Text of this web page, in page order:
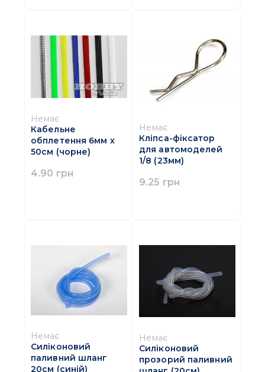
Немає
Кабельне
обплетення 6мм х
50см (чорне)
4.90 грн
Немає
Кліпса-фіксатор
для автомоделей
1/8 (23мм)
9.25 грн
Немає
Силіконовий
паливний шланг
20cм (синій)
Немає
Силіконовий
прозорий паливний